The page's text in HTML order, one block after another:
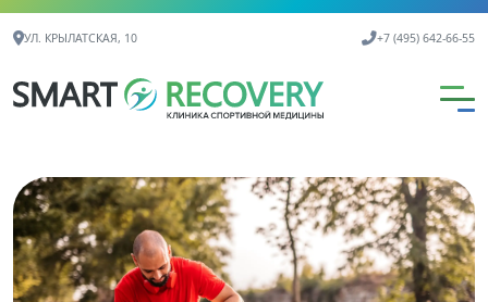
Контактная информация
УЛ. КРЫЛАТСКАЯ, 10 +7 (495) 642-66-55